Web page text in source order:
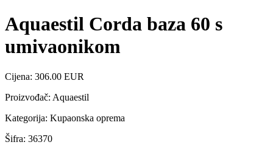
Aquaestil Corda baza 60 s
umivaonikom
Cijena: 306.00 EUR
Proizvođač: Aquaestil
Kategorija: Kupaonska oprema
Šifra: 36370